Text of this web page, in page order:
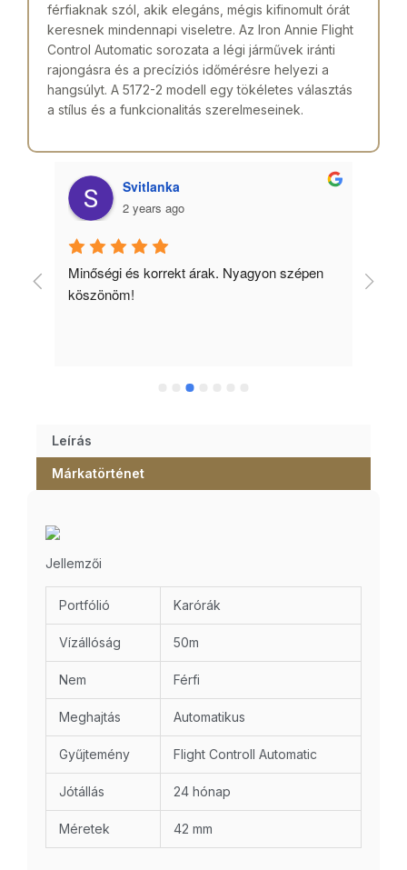
férfiaknak szól, akik elegáns, mégis kifinomult órát
keresnek mindennapi viseletre. Az Iron Annie Flight
Control Automatic sorozata a légi járművek iránti
rajongásra és a precíziós időmérésre helyezi a
hangsúlyt. A 5172-2 modell egy tökéletes választás
a stílus és a funkcionalitás szerelmeseinek.
Svitlanka
2 years ago
Minőségi és korrekt árak. Nyagyon szépen
köszönöm!
Leírás
Márkatörténet
Jellemzői
Portfólió Karórák
Vízállóság 50m
Nem Férfi
Meghajtás Automatikus
Gyűjtemény Flight Controll Automatic
Jótállás 24 hónap
Méretek 42 mm